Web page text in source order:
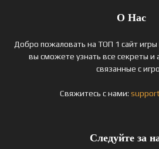
О Нас
Добро пожаловать на ТОП 1 сайт
вы сможете узнать все секреты и
связанные с
Свяжитесь с нами:
Следуйте за